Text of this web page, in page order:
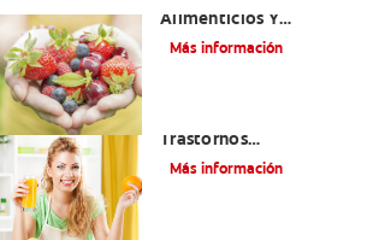
Alimenticios Y
Problemas De Salud
Más información
Trastornos
Alimenticios A Tu
Más información